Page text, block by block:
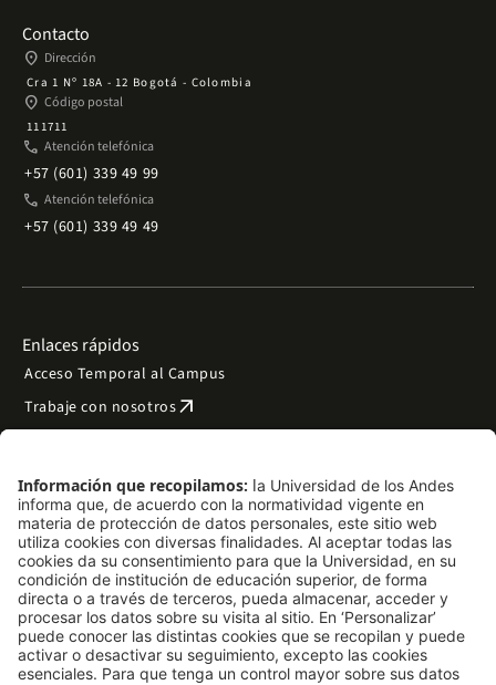
Contacto
place Dirección
Cra 1 Nº 18A - 12 Bogotá - Colombia
place Código postal
111711
phone Atención telefónica
+57 (601) 339 49 99
phone Atención telefónica
+57 (601) 339 49 49
Enlaces rápidos
Acceso Temporal al Campus
Trabaje con nosotrosarrow_outward
Preguntas frecuentes
Filantropía y donacionesarrow_outward
Mapa del sitio arrow_outward
Síguenos
LinkedIn